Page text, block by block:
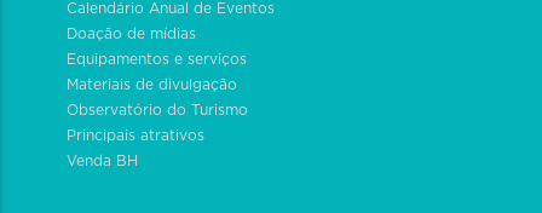
Calendário Anual de Eventos
Doação de mídias
Equipamentos e serviços
Materiais de divulgação
Observatório do Turismo
Principais atrativos
Venda BH